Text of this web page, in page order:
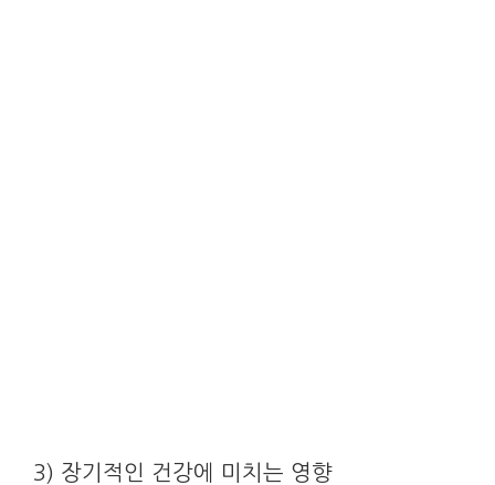
3) 장기적인 건강에 미치는 영향